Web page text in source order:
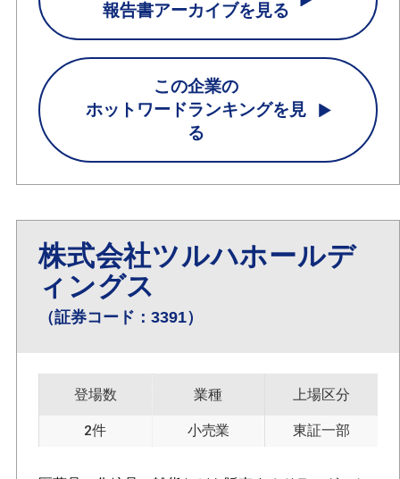
報告書アーカイブを見る
この企業の
ホットワードランキングを見
る
株式会社ツルハホールデ
ィングス
（証券コード：3391）
登場数
2件
業種
小売業
上場区分
東証一部